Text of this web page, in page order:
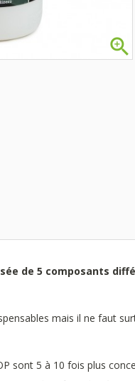

de 5 composants
mais il ne faut
sont 5 à 10 fois plus